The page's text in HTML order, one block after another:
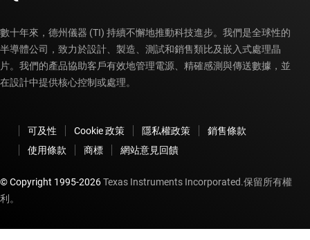
數十年來，德州儀器 (TI) 持續不懈地推動科技進步。我們是全球性的
半導體公司，致力於設計、製造、測試和銷售類比及嵌入式處理晶
片。我們的產品協助客戶有效地管理電源、精確感測與傳送數據，並
在設計中提供核心控制或處理。
可及性 Cookie 政策 隱私權政策
銷售條款
使用條款
商標 網站意見回饋
© Copyright 1995-2026Texas Instruments Incorporated.保留所有權
利。